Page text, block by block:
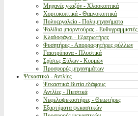
Μηχανές γκαζόν - Χλοοκοπτικά
Χορτοκοπτικά - Θαμνοκοπτικά
Πολυεργαλεία - Πολυμηχανήματα
Ψαλίδια μπορντούρας - Ευθυγραμμιστές
Κλαδοφάγοι - Εξαερωτήρες
Φυσητήρες - Απορροφητήρες φύλλων
Γαιοτρύπανα - Πλυστικά
Σχίστες Ξύλων - Κορμών
Προσφορές μηχανημάτων
Ψεκαστικά - Αντλίες
Ψεκαστικά Βυτία εδάφους
Αντλίες - Πιεστικά
Νεφελοψεκαστήρες - Θειωτήρες
Εξαρτήματα ψεκαστικών